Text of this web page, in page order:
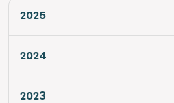
2025
2024
2023